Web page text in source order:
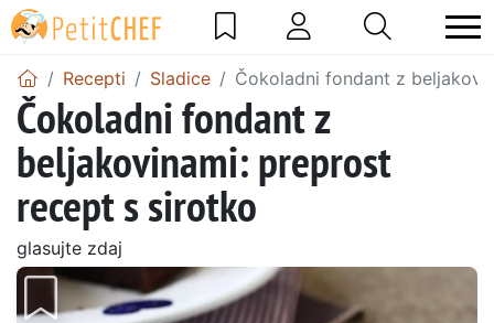
Recepti Sladice Čokoladni fondant z
Čokoladni fondant z
beljakovinami: preprost
recept s sirotko
glasujte zdaj